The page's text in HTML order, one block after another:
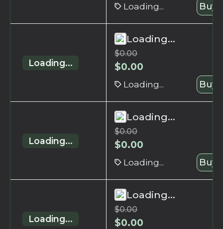
Loading... Buy
Loading...
Loading...
$0.00
$0.00
Loading... Buy
Loading...
Loading...
$0.00
$0.00
Loading... Buy
Loading...
Loading...
$0.00
$0.00